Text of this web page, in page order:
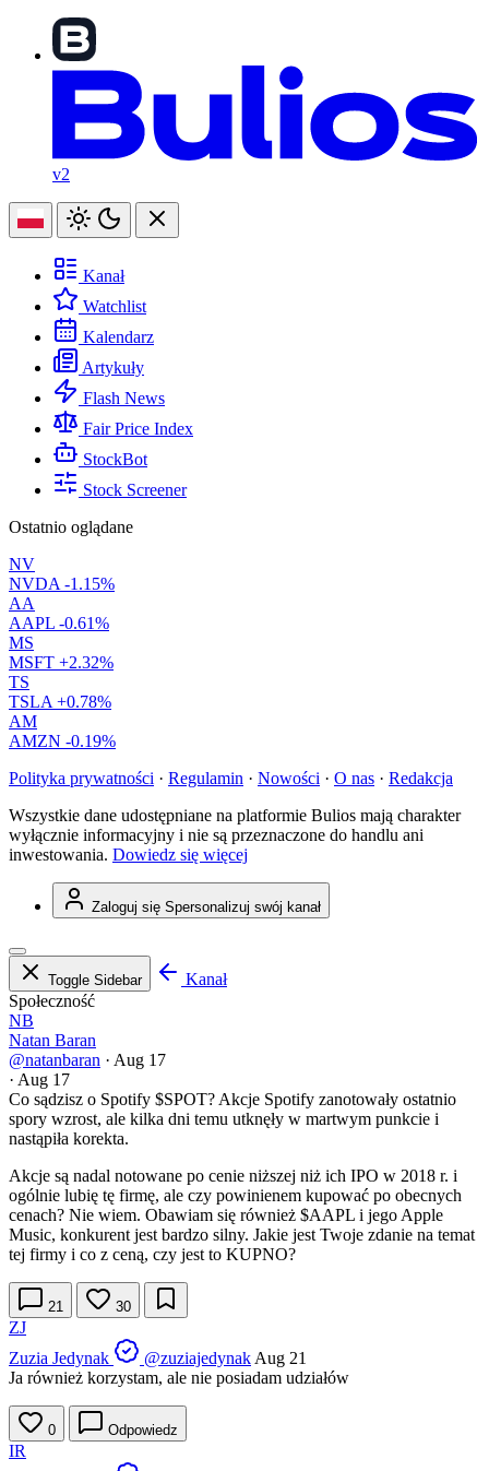
v2
Kanał
Watchlist
Kalendarz
Artykuły
Flash News
Fair Price Index
StockBot
Stock Screener
Ostatnio oglądane
NV
NVDA -1.15%
AA
AAPL -0.61%
MS
MSFT +2.32%
TS
TSLA +0.78%
AM
AMZN -0.19%
Polityka prywatności · Regulamin · Nowości · O nas · Redakcja
Wszystkie dane udostępniane na platformie Bulios mają charakter
wyłącznie informacyjny i nie są przeznaczone do handlu ani
inwestowania. Dowiedz się więcej
Zaloguj się Spersonalizuj swój kanał
Toggle Sidebar
Kanał
Społeczność
NB
Natan Baran
@natanbaran · Aug 17
· Aug 17
Co sądzisz o Spotify $SPOT? Akcje Spotify zanotowały ostatnio
spory wzrost, ale kilka dni temu utknęły w martwym punkcie i
nastąpiła korekta.
Akcje są nadal notowane po cenie niższej niż ich IPO w 2018 r. i
ogólnie lubię tę firmę, ale czy powinienem kupować po obecnych
cenach? Nie wiem. Obawiam się również $AAPL i jego Apple
Music, konkurent jest bardzo silny. Jakie jest Twoje zdanie na temat
tej firmy i co z ceną, czy jest to KUPNO?
21 30
ZJ
Zuzia Jedynak
@zuziajedynak Aug 21
Ja również korzystam, ale nie posiadam udziałów
0 Odpowiedz
IR